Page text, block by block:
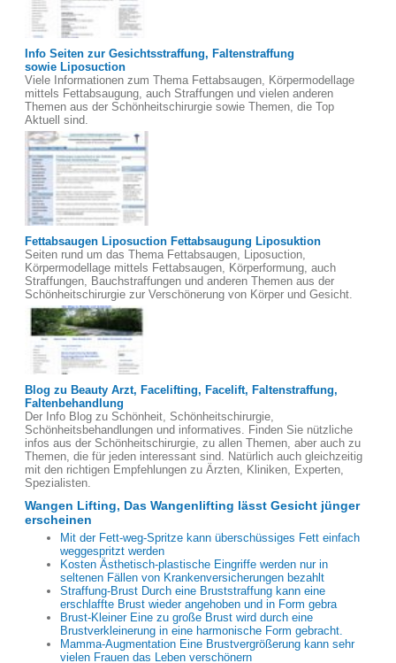
Info Seiten zur Gesichtsstraffung, Faltenstraffung
sowie Liposuction
Viele Informationen zum Thema Fettabsaugen, Körpermodellage
mittels Fettabsaugung, auch Straffungen und vielen anderen
Themen aus der Schönheitschirurgie sowie Themen, die Top
Aktuell sind.
Fettabsaugen Liposuction Fettabsaugung Liposuktion
Seiten rund um das Thema Fettabsaugen, Liposuction,
Körpermodellage mittels Fettabsaugen, Körperformung, auch
Straffungen, Bauchstraffungen und anderen Themen aus der
Schönheitschirurgie zur Verschönerung von Körper und Gesicht.
Blog zu Beauty Arzt, Facelifting, Facelift, Faltenstraffung,
Faltenbehandlung
Der Info Blog zu Schönheit, Schönheitschirurgie,
Schönheitsbehandlungen und informatives. Finden Sie nützliche
infos aus der Schönheitschirurgie, zu allen Themen, aber auch zu
Themen, die für jeden interessant sind. Natürlich auch gleichzeitig
mit den richtigen Empfehlungen zu Ärzten, Kliniken, Experten,
Spezialisten.
Wangen Lifting, Das Wangenlifting lässt Gesicht jünger
erscheinen
Mit der Fett-weg-Spritze kann überschüssiges Fett einfach
weggespritzt werden
Kosten Ästhetisch-plastische Eingriffe werden nur in
seltenen Fällen von Krankenversicherungen bezahlt
Straffung-Brust Durch eine Bruststraffung kann eine
erschlaffte Brust wieder angehoben und in Form gebra
Brust-Kleiner Eine zu große Brust wird durch eine
Brustverkleinerung in eine harmonische Form gebracht.
Mamma-Augmentation Eine Brustvergrößerung kann sehr
vielen Frauen das Leben verschönern